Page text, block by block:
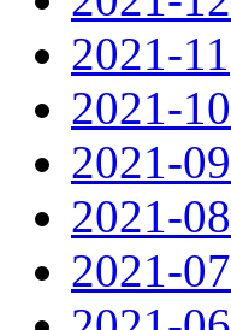
2021-11
2021-10
2021-09
2021-08
2021-07